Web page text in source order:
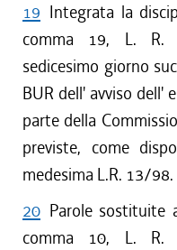
19 Integrata la
comma 19, L.
sedicesimo giorno
BUR dell' avviso dell'
parte della
previste, come
medesima L.R. 13/98.
20 Parole sostituite
comma 10, L.